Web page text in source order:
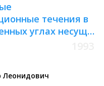
течения в
углах несущих
дис. на соиск.